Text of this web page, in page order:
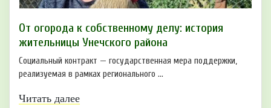
От огорода к собственному делу: история
жительницы Унечского района
Социальный контракт — государственная мера поддержки,
реализуемая в рамках регионального ...
Читать далее